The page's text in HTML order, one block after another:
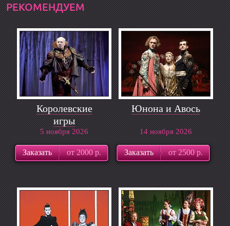
РЕКОМЕНДУЕМ
Королевские
игры
5 ноября 2026
Заказать от 2000 р.
Юнона и Авось
14 ноября 2026
Заказать от 2500 р.